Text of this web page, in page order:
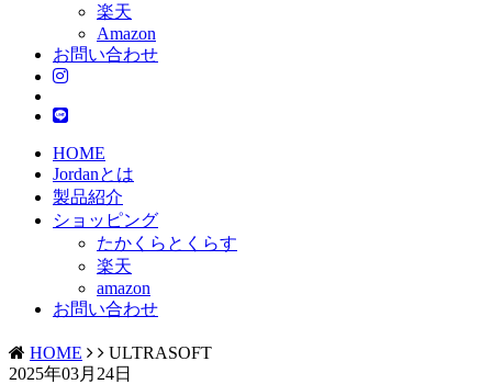
楽天
Amazon
お問い合わせ
HOME
Jordanとは
製品紹介
ショッピング
たかくらとくらす
楽天
amazon
お問い合わせ
HOME
ULTRASOFT
2025年03月24日